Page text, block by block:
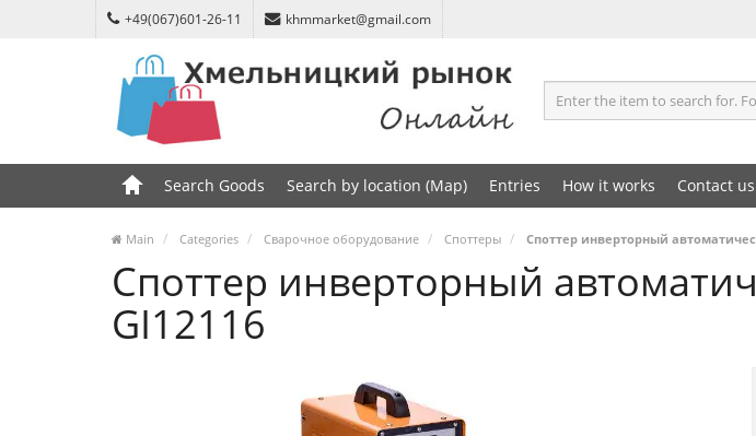
+49(067)601-26-11 khmmarket@gmail.com
Search Goods Search by location (Map) Entries How it works Contact us
Main Categories Сварочное оборудование Споттеры Споттер инверторный
Споттер инверторный
GI12116